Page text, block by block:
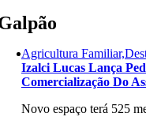
Agricultura
Izalci Lucas Lança
Comercialização Do
Novo espaço terá 525